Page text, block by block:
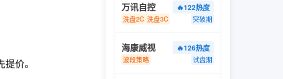
价。
万讯自控 🔥122热度
洗盘2C 洗盘3C 突破期
海康威视 🔥126热度
波段策略 试盘期